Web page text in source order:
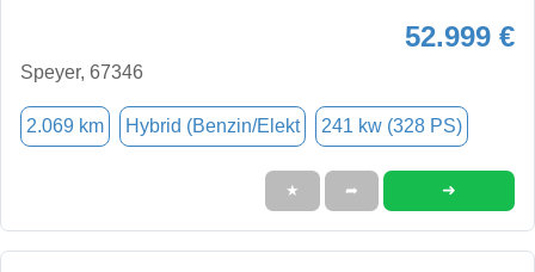
52.999 €
Speyer, 67346
2.069 km Hybrid (Benzin/Elekt 241 kw (328 PS)
★ ➦ ➜